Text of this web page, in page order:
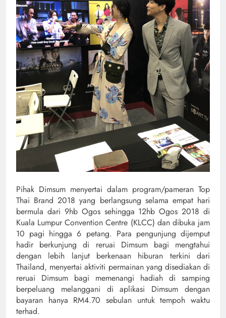
Pihak Dimsum menyertai dalam program/pameran Top
Thai Brand 2018 yang berlangsung selama empat hari
bermula dari 9hb Ogos sehingga 12hb Ogos 2018 di
Kuala Lumpur Convention Centre (KLCC) dan dibuka jam
10 pagi hingga 6 petang. Para pengunjung dijemput
hadir berkunjung di reruai Dimsum bagi mengtahui
dengan lebih lanjut berkenaan hiburan terkini dari
Thailand, menyertai aktiviti permainan yang disediakan di
reruai Dimsum bagi memenangi hadiah di samping
berpeluang melanggani di aplikasi Dimsum dengan
bayaran hanya RM4.70 sebulan untuk tempoh waktu
terhad.